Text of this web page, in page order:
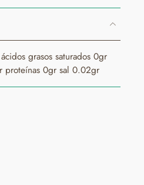
grasos saturados 0gr
proteínas 0gr sal 0.02gr